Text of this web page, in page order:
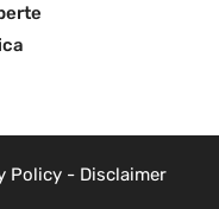
Policy- Disclaimer